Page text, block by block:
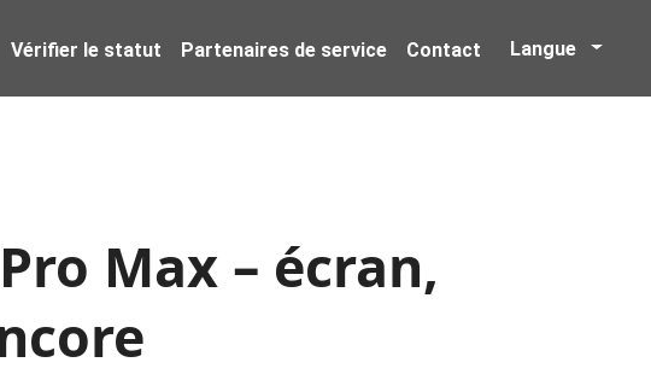
Vérifier le statut Partenaires de service Contact Langue
Max – écran,